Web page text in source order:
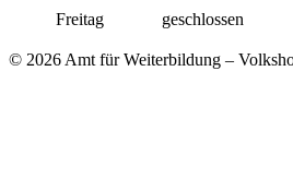
Freitag geschlossen
© 2026 Amt für Weiterbildung –